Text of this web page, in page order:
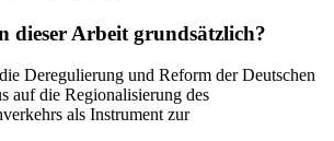
dieser Arbeit grundsätzlich?
Deregulierung und Reform der Deutschen
auf die Regionalisierung des
als Instrument zur